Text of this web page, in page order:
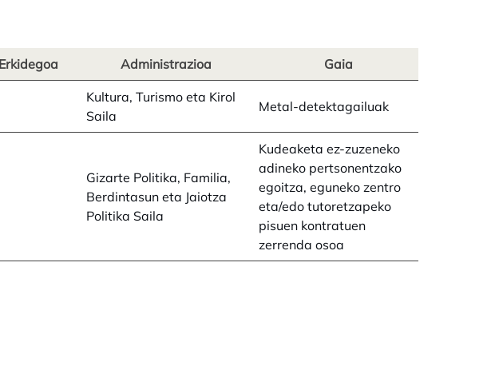
Administrazioa Gaia
Kultura, Turismo eta Kirol
Saila
Metal-detektagailuak
Gizarte Politika, Familia,
Berdintasun eta Jaiotza
Politika Saila
Kudeaketa ez-zuzeneko
adineko pertsonentzako
egoitza, eguneko zentro
eta/edo tutoretzapeko
pisuen kontratuen
zerrenda osoa